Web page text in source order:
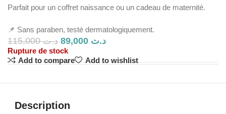
Parfait pour un coffret naissance ou un cadeau de maternité.
📌 Sans paraben, testé dermatologiquement.
د.ت115,000 د.ت
Rupture de stock
Add to compare
Add to wishlist
Description